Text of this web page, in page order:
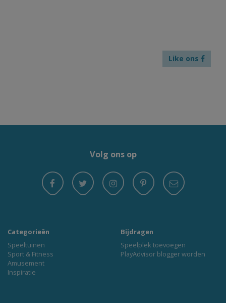
Like ons
Volg ons op
Categorieën
Speeltuinen
Sport & Fitness
Amusement
Inspiratie
Bijdragen
Speelplek toevoegen
PlayAdvisor blogger worden